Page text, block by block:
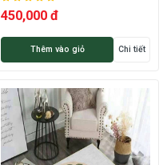
450,000 đ
Thêm vào giỏ Chi tiết